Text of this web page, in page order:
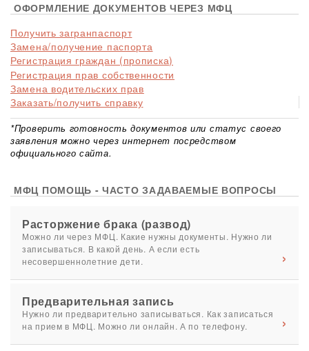
ОФОРМЛЕНИЕ ДОКУМЕНТОВ ЧЕРЕЗ МФЦ
Получить загранпаспорт
Замена/получение паспорта
Регистрация граждан (прописка)
Регистрация прав собственности
Замена водительских прав
Заказать/получить справку
*Проверить готовность документов или статус своего
заявления можно через интернет посредством
официального сайта.
МФЦ ПОМОЩЬ - ЧАСТО ЗАДАВАЕМЫЕ ВОПРОСЫ
Расторжение брака (развод)
Можно ли через МФЦ. Какие нужны документы. Нужно ли
записываться. В какой день. А если есть
несовершеннолетние дети.
Предварительная запись
Нужно ли предварительно записываться. Как записаться
на прием в МФЦ. Можно ли онлайн. А по телефону.